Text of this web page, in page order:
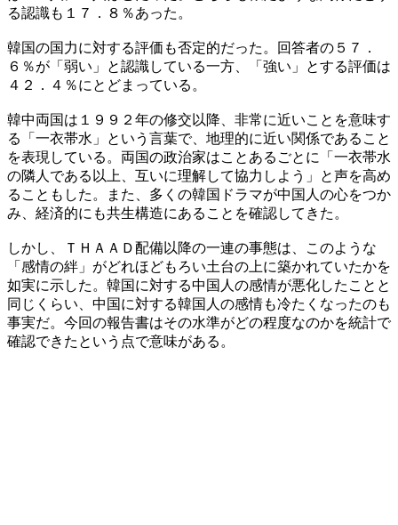
る認識も１７．８％あった。
韓国の国力に対する評価も否定的だった。回答者の５７．
６％が「弱い」と認識している一方、「強い」とする評価は
４２．４％にとどまっている。
韓中両国は１９９２年の修交以降、非常に近いことを意味す
る「一衣帯水」という言葉で、地理的に近い関係であること
を表現している。両国の政治家はことあるごとに「一衣帯水
の隣人である以上、互いに理解して協力しよう」と声を高め
ることもした。また、多くの韓国ドラマが中国人の心をつか
み、経済的にも共生構造にあることを確認してきた。
しかし、ＴＨＡＡＤ配備以降の一連の事態は、このような
「感情の絆」がどれほどもろい土台の上に築かれていたかを
如実に示した。韓国に対する中国人の感情が悪化したことと
同じくらい、中国に対する韓国人の感情も冷たくなったのも
事実だ。今回の報告書はその水準がどの程度なのかを統計で
確認できたという点で意味がある。